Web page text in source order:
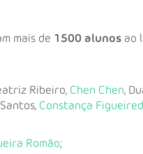
mais de 1500 alunos ao
Ribeiro, Chen Chen,
Constança
Romão;